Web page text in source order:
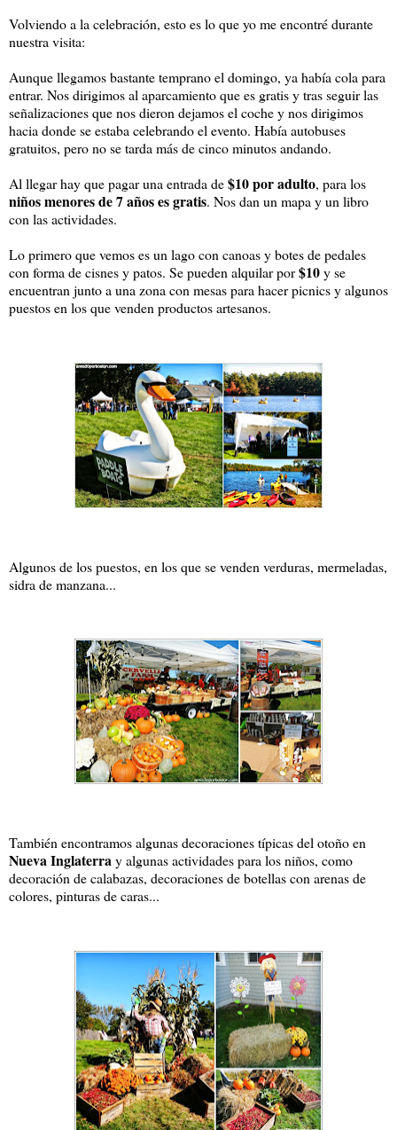
Volviendo a la celebración, esto es lo que yo me encontré durante
nuestra visita:
Aunque llegamos bastante temprano el domingo, ya había cola para
entrar. Nos dirigimos al aparcamiento que es gratis y tras seguir las
señalizaciones que nos dieron dejamos el coche y nos dirigimos
hacia donde se estaba celebrando el evento. Había autobuses
gratuitos, pero no se tarda más de cinco minutos andando.
Al llegar hay que pagar una entrada de$10 por adulto, para los
niños menores de 7 años es gratis. Nos dan un mapa y un libro
con las actividades.
Lo primero que vemos es un lago con canoas y botes de pedales
con forma de cisnes y patos. Se pueden alquilar por$10y se
encuentran junto a una zona con mesas para hacer picnics y algunos
puestos en los que venden productos artesanos.
Algunos de los puestos, en los que se venden verduras, mermeladas,
sidra de manzana...
También encontramos algunas decoraciones típicas del otoño en
Nueva Inglaterray algunas actividades para los niños, como
decoración de calabazas, decoraciones de botellas con arenas de
colores, pinturas de caras...